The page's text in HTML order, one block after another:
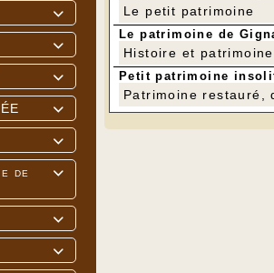






de


Le petit patrimoine
Le patrimoine de
Histoire et patrimoine
Petit patrimoine
Patrimoine restauré,